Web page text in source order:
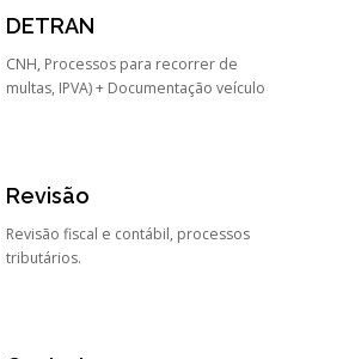
DETRAN
CNH, Processos para recorrer de
multas, IPVA) + Documentação veículo
Revisão
Revisão fiscal e contábil, processos
tributários.